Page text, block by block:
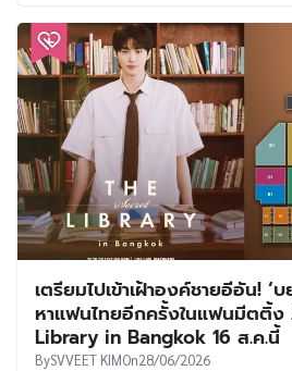
เตรียมไปเข้าเฝ้าองค์ชายอีอัน!
หาแฟนไทยอีกครั้งในแฟนมีตติ้
Library in Bangkok 16 ส.ค.นี้
BySVVEET KIMOn28/06/2026